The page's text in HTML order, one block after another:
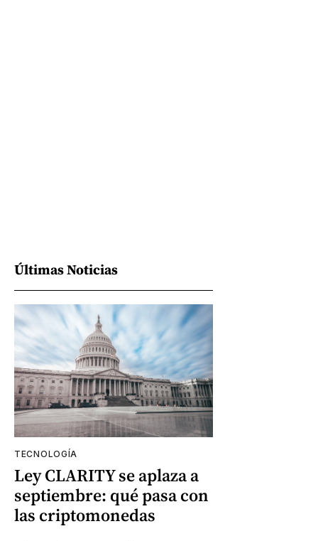
Últimas Noticias
TECNOLOGÍA
Ley CLARITY se aplaza a
septiembre: qué pasa con
las criptomonedas